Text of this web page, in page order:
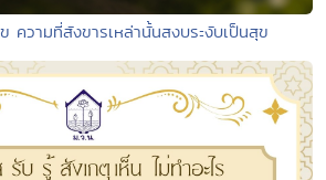
ความที่สังขารเหล่านั้นสงบระงับเป็นสุข